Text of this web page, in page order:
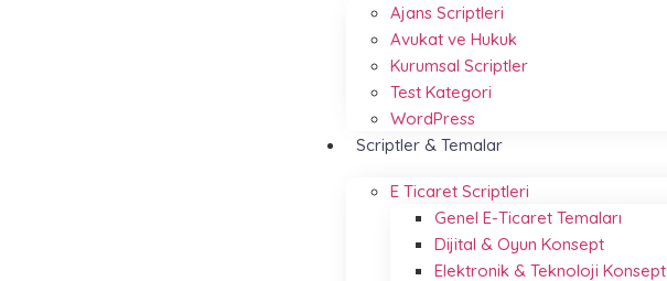
Ajans Scriptleri
Avukat ve Hukuk
Kurumsal Scriptler
Test Kategori
WordPress
Scriptler & Temalar
E Ticaret Scriptleri
Genel E-Ticaret Temaları
Dijital & Oyun Konsept
Elektronik & Teknoloji Konsept